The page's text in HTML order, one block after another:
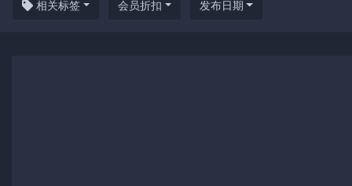
相关标签 会员折扣 发布日期